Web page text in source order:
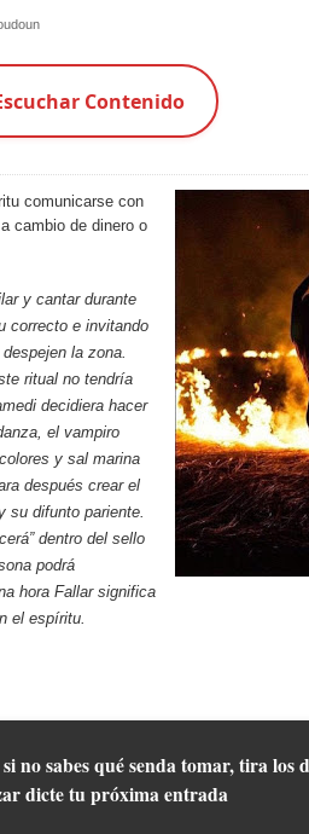
Contenido
comunicarse con
cambio de dinero o
y cantar durante
correcto e invitando
la zona.
ritual no tendría
decidiera hacer
el vampiro
y sal marina
después crear el
su difunto pariente.
dentro del sello
podrá
hora Fallar significa
el espíritu.
no sabes qué senda tomar, tira los
dicte tu próxima entrada